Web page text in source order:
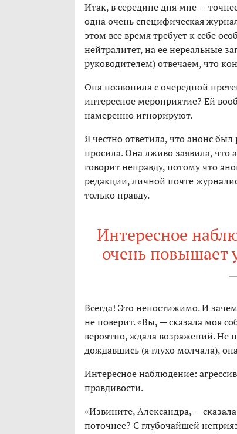
Итак, в середине дня мне —
одна очень специфическая
этом все время требует к себе
нейтралитет, на ее нереальные
руководителем) отвечаем, что
Она позвонила с очередной
интересное мероприятие? Ей
намеренно игнорируют.
Я честно ответила, что анонс
просила. Она лживо заявила, что
говорит неправду, потому что
редакции, личной почте
только правду.
Интересное
очень повышает
Всегда! Это непостижимо. И
не поверит. «Вы, — сказала моя
вероятно, ждала возражений. Не
дождавшись (я глухо молчала),
Интересное наблюдение:
правдивости.
«Извините, Александра, —
поточнее? С глубочайшей